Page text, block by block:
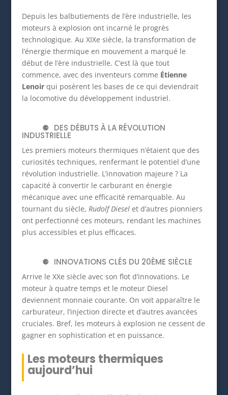
Depuis les balbutiements de l’ère industrielle, les
moteurs à explosion ont incarné le progrès
technologique. Au XIXe siècle, la transformation de
l’énergie thermique en mouvement a marqué le
début de l’ère industrielle. C’est là que tout
commence, avec des inventeurs comme Étienne
Lenoirqui posèrent les bases de ce qui deviendrait
la locomotive du développement industriel.
DES DÉBUTS À LA RÉVOLUTION
INDUSTRIELLE
Les premiers moteurs thermiques n’étaient que des
curiosités techniques, renfermant le potentiel d’une
révolution industrielle. L’innovation majeure ? La
capacité à convertir le carburant en énergie
mécanique avec une efficacité remarquable. Au
tournant du siècle, Rudolf Dieselet d’autres pionniers
ont perfectionné ces moteurs, rendant les machines
plus accessibles et plus efficaces.
INNOVATIONS CLÉS DU 20ÈME SIÈCLE
Arrive le XXe siècle avec son flot d’innovations. Le
moteur à quatre temps et le moteur Diesel
deviennent monnaie courante. On voit apparaître le
carburateur, l’injection directe et d’autres avancées
cruciales. Bref, les moteurs à explosion ne cessent de
gagner en sophistication et en puissance.
Les moteurs thermiques
aujourd’hui